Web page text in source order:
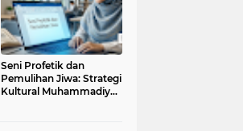
Seni Profetik dan
Pemulihan Jiwa: Strategi
Kultural Muhammadiyah